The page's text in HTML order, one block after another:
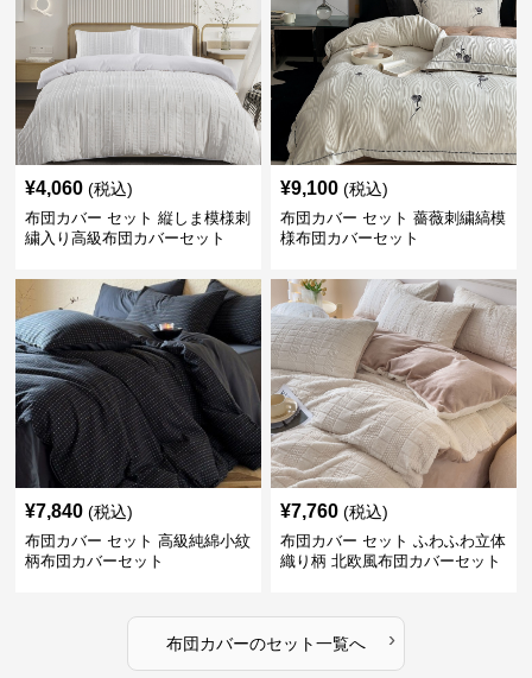
¥4,060 (税込)
布団カバー セット 縦しま模様刺
繍入り高級布団カバーセット
¥9,100 (税込)
布団カバー セット 薔薇刺繍縞模
様布団カバーセット
¥7,840 (税込)
布団カバー セット 高級純綿小紋
柄布団カバーセット
¥7,760 (税込)
布団カバー セット ふわふわ立体
織り柄 北欧風布団カバーセット
布団カバーのセット一覧へ ›